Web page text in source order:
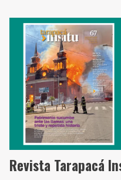
Revista Tarapacá